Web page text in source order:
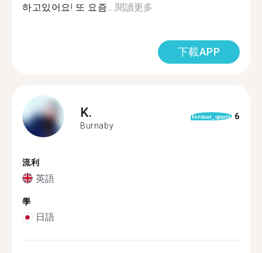
하고있어요! 또 요즘...閱讀更多
下載APP
K.
Burnaby
format_quote 6
流利
英語
學
日語